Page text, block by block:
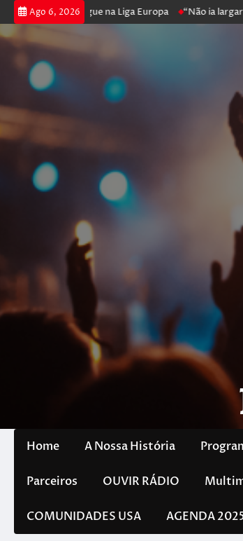
Ago 6, 2026
e prossegue na Liga Europa “Não ia largar o
Home A Nossa História
Parceiros OUVIR RÁDIO
COMUNIDADES USA AGENDA